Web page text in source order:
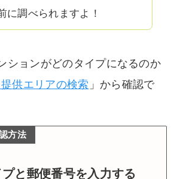
に調べられますよ！
ションがどのタイプになるのか
供エリアの検索 」から確認で
方法
と郵便番号を入力する